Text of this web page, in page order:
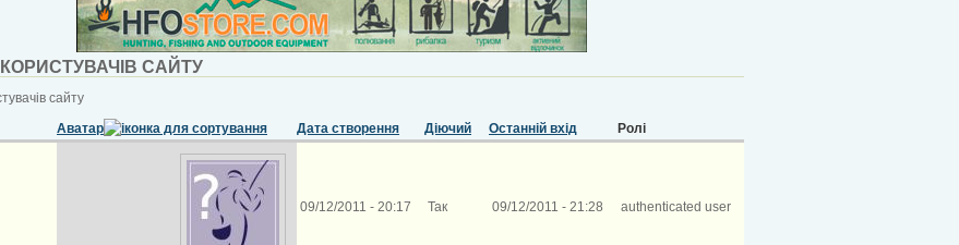
САЙТУ
сайту
Аватар Дата створення Діючий Останній вхід Ролі
09/12/2011 - 20:17 Так 09/12/2011 - 21:28 authenticated user